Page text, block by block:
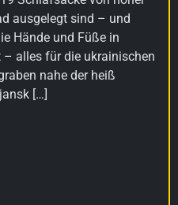
ausgelegt sind – und
Hände und Füße in
alles für die ukrainischen
nahe der heiß
[…]